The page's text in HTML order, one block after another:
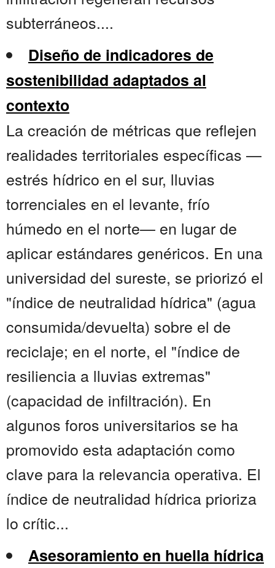
subterráneos....
Diseño de indicadores de
sostenibilidad adaptados al
contexto
La creación de métricas que reflejen
realidades territoriales específicas —
estrés hídrico en el sur, lluvias
torrenciales en el levante, frío
húmedo en el norte— en lugar de
aplicar estándares genéricos. En una
universidad del sureste, se priorizó el
"índice de neutralidad hídrica" (agua
consumida/devuelta) sobre el de
reciclaje; en el norte, el "índice de
resiliencia a lluvias extremas"
(capacidad de infiltración). En
algunos foros universitarios se ha
promovido esta adaptación como
clave para la relevancia operativa. El
índice de neutralidad hídrica prioriza
lo crític...
Asesoramiento en huella hídrica